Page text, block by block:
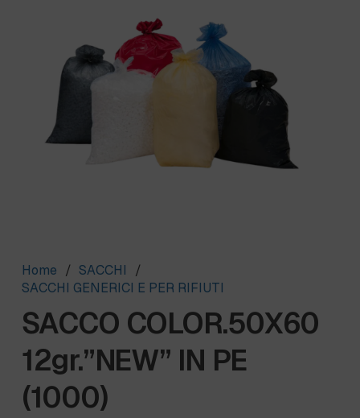
Home / SACCHI
/
SACCHI GENERICI E PER RIFIUTI
SACCO COLOR.50X60
12gr.”NEW” IN PE
(1000)